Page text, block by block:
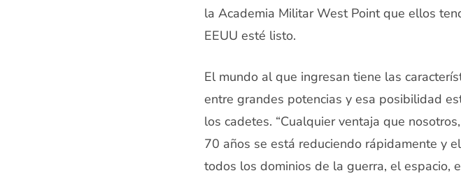
la Academia Militar West Point que ellos
EEUU esté listo.
El mundo al que ingresan tiene las
entre grandes potencias y esa posibilidad
los cadetes. “Cualquier ventaja que
70 años se está reduciendo rápidamente y
todos los dominios de la guerra, el espacio,